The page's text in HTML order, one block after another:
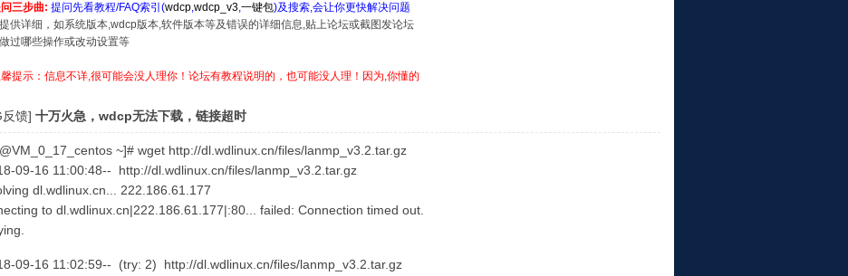
三步曲: 提问先看教程/FAQ索引(wdcp,wdcp_v3,一键包)及搜索,会让你更快解决问题
供详细，如系统版本,wdcp版本,软件版本等及错误的详细信息,贴上论坛或截图发论坛
过哪些操作或改动设置等
提示：信息不详,很可能会没人理你！论坛有教程说明的，也可能没人理！因为,你懂的
反馈] 十万火急，wdcp无法下载，链接超时
~]# wget http://dl.wdlinux.cn/files/lanmp_v3.2.tar.gz
09-16 11:00:48-- http://dl.wdlinux.cn/files/lanmp_v3.2.tar.gz
dl.wdlinux.cn... 222.186.61.177
to dl.wdlinux.cn|222.186.61.177|:80... failed: Connection timed out.
09-16 11:02:59-- (try: 2) http://dl.wdlinux.cn/files/lanmp_v3.2.tar.gz